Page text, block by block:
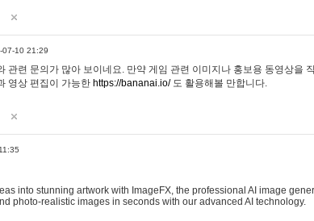
07-10 21:29
관련 문의가 많아 보이네요. 만약 게임 관련 이미지나 홍보용 동영상을
영상 편집이 가능한 https://bananai.io/도 활용해볼 만합니다.
into stunning artwork with ImageFX, the professional AI image
photo-realistic images in seconds with our advanced AI technology.